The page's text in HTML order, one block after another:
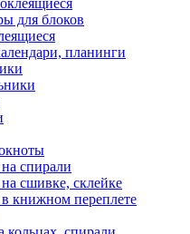
для блоков
планинги
спирали
сшивке, склейке
книжном переплете